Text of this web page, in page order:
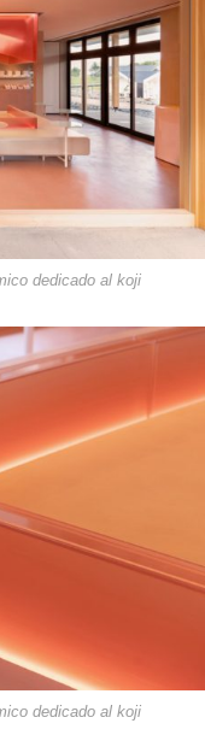
dedicado al koji
dedicado al koji